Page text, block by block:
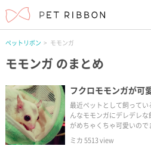
ペットリボン モモンガ
モモンガ のまとめ
フクロモモンガが可
最近ペットとして飼って
んなモモンガにデレデレ
がめちゃくちゃ可愛いので
ミカ5513view